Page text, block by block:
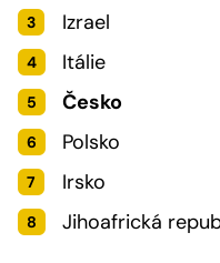
Izrael
Itálie
Česko
Polsko
Irsko
Jihoafrická